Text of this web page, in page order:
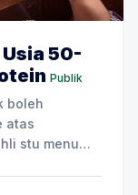
50-
Publik
boleh
atas
stu menu